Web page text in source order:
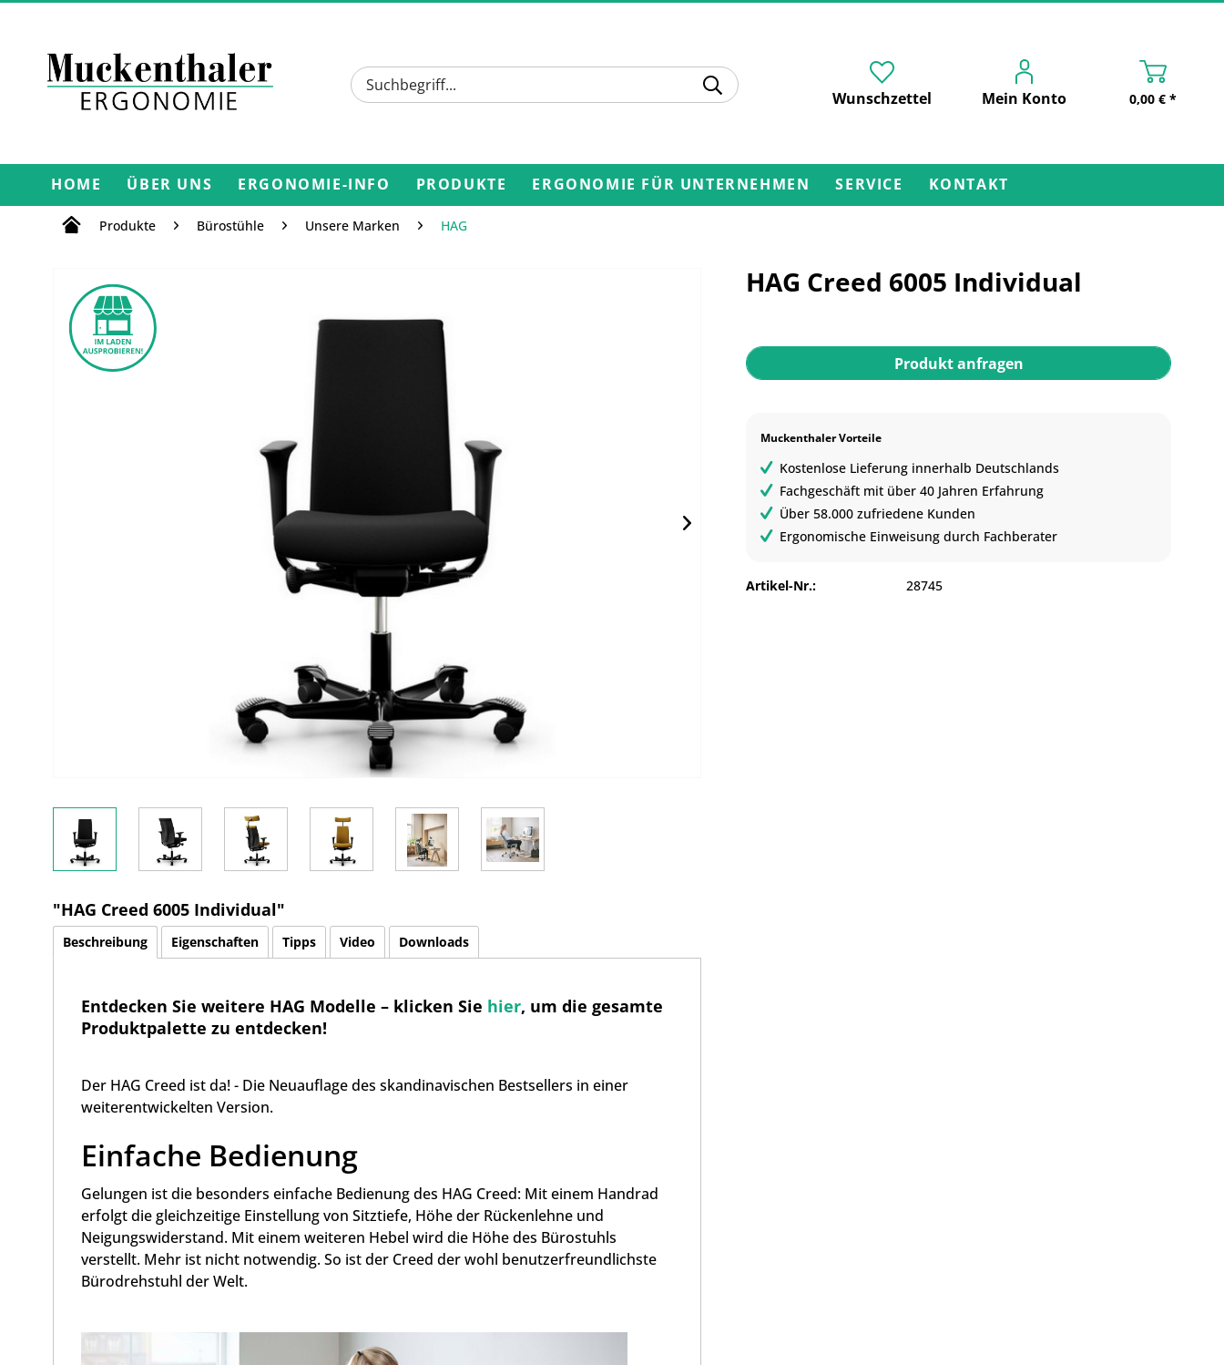
Wunschzettel Mein Konto 0,00 € *
HOME ÜBER UNS ERGONOMIE-INFO PRODUKTE ERGONOMIE FÜR UNTERNEHMEN SERVICE KONTAKT
Produkte Bürostühle Unsere Marken HAG
"HAG Creed 6005 Individual"
Beschreibung Eigenschaften Tipps Video Downloads
Entdecken Sie weitere HAG Modelle – klicken Sie hier, um die gesamte
Produktpalette zu entdecken!
Der HAG Creed ist da! - Die Neuauflage des skandinavischen Bestsellers in einer
weiterentwickelten Version.
Einfache Bedienung
Gelungen ist die besonders einfache Bedienung des HAG Creed: Mit einem Handrad
erfolgt die gleichzeitige Einstellung von Sitztiefe, Höhe der Rückenlehne und
Neigungswiderstand. Mit einem weiteren Hebel wird die Höhe des Bürostuhls
verstellt. Mehr ist nicht notwendig. So ist der Creed der wohl benutzerfreundlichste
Bürodrehstuhl der Welt.
HAG Creed 6005 Individual
Produkt anfragen
Muckenthaler Vorteile
Kostenlose Lieferung innerhalb Deutschlands
Fachgeschäft mit über 40 Jahren Erfahrung
Über 58.000 zufriedene Kunden
Ergonomische Einweisung durch Fachberater
Artikel-Nr.: 28745